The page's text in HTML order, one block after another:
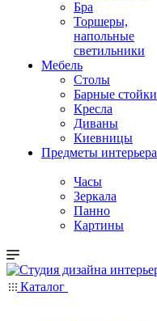
Бра
Торшеры,
напольные
светильники
Мебель
Столы
Барные стойки
Кресла
Диваны
Киевницы
Предметы интерьера
Часы
Зеркала
Панно
Картины
Каталог